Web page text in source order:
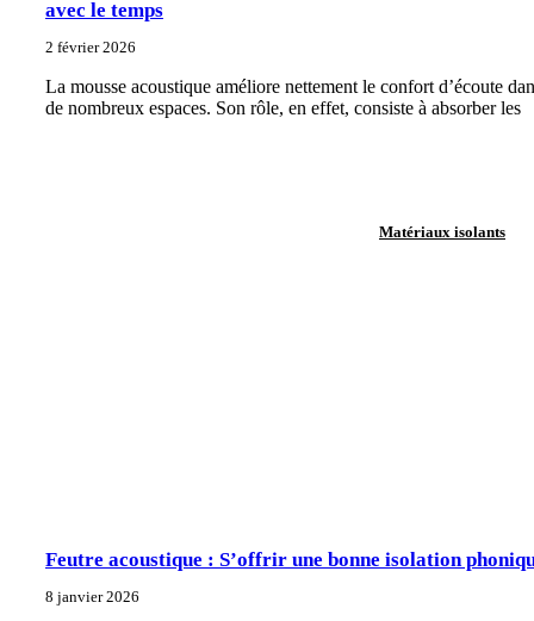
avec le temps
2 février 2026
La mousse acoustique améliore nettement le confort d’écoute
de nombreux espaces. Son rôle, en effet, consiste à absorber les
Matériaux isolants
Feutre acoustique : S’offrir une bonne isolation
8 janvier 2026